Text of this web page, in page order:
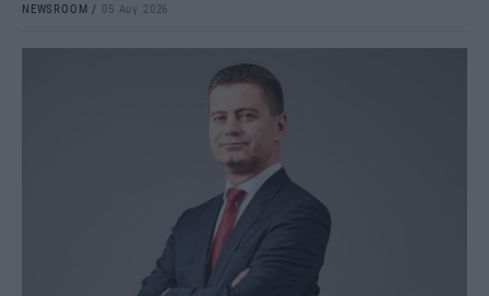
NEWSROOM / 05 Αυγ 2026